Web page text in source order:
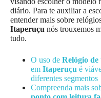
diário. Para te auxiliar a
entender mais sobre
Itaperuçu nós trouxemos
tudo.
O uso de Relógio
em Itaperuçu é
diferentes segmentos
Compreenda mais